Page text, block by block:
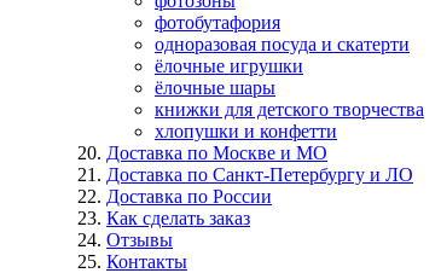
фотобутафория
одноразовая посуда и скатерти
ёлочные игрушки
ёлочные шары
книжки для детского творчества
хлопушки и конфетти
Доставка по Москве и МО
Доставка по Санкт-Петербургу и ЛО
Доставка по России
Как сделать заказ
Отзывы
Контакты